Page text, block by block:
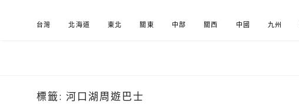
台灣 北海道 東北 關東 中部 關西 中國 九州
標籤: 河口湖周遊巴士